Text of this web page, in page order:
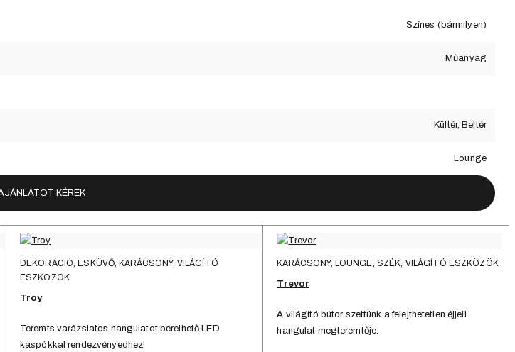
Színes (bármilyen)
Műanyag
Kültér, Beltér
Lounge
KÉREK
DEKORÁCIÓ, ESKÜVŐ, KARÁCSONY, VILÁGÍTÓ
ESZKÖZÖK
Troy
Teremts varázslatos hangulatot bérelhető LED
kaspókkal rendezvényedhez!
KARÁCSONY, LOUNGE, SZÉK, VILÁGÍTÓ ESZKÖZÖK
Trevor
A világító bútor szettünk a felejthetetlen éjjeli
hangulat megteremtője.